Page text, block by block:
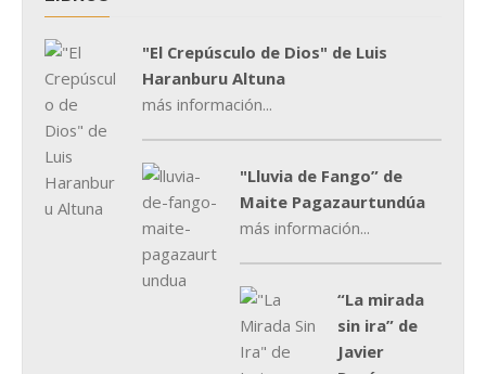
"El Crepúsculo de Dios" de Luis
Haranburu Altuna
más información...
"Lluvia de Fango” de
Maite Pagazaurtundúa
más información...
“La mirada
sin ira” de
Javier